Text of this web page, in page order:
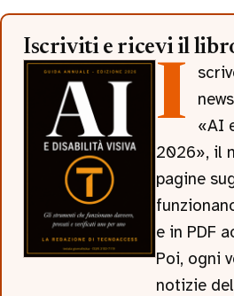
Iscriviti e ricevi il
Iscrivendoti alla
«AI
2026», il
pagine
e in PDF
Poi, ogni
notizie